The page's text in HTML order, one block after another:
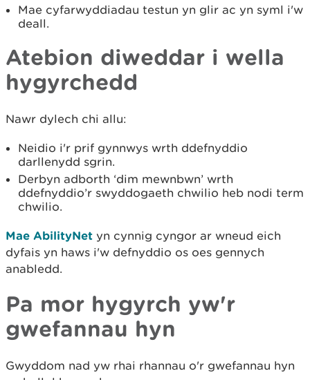
Mae cyfarwyddiadau testun yn glir ac yn syml i'w
deall.
Atebion diweddar i wella
hygyrchedd
Nawr dylech chi allu:
Neidio i'r prif gynnwys wrth ddefnyddio
darllenydd sgrin.
Derbyn adborth ‘dim mewnbwn’ wrth
ddefnyddio’r swyddogaeth chwilio heb nodi term
chwilio.
Mae AbilityNet yn cynnig cyngor ar wneud eich
dyfais yn haws i'w defnyddio os oes gennych
anabledd.
Pa mor hygyrch yw'r
gwefannau hyn
Gwyddom nad yw rhai rhannau o'r gwefannau hyn